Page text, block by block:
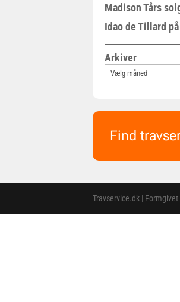
Madison Tårs
Idao de Tillard
Arkiver
Find
Travservice.dk |